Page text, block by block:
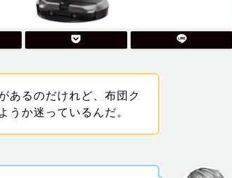
あるのだけれど、布団ク
うか迷っているんだ。